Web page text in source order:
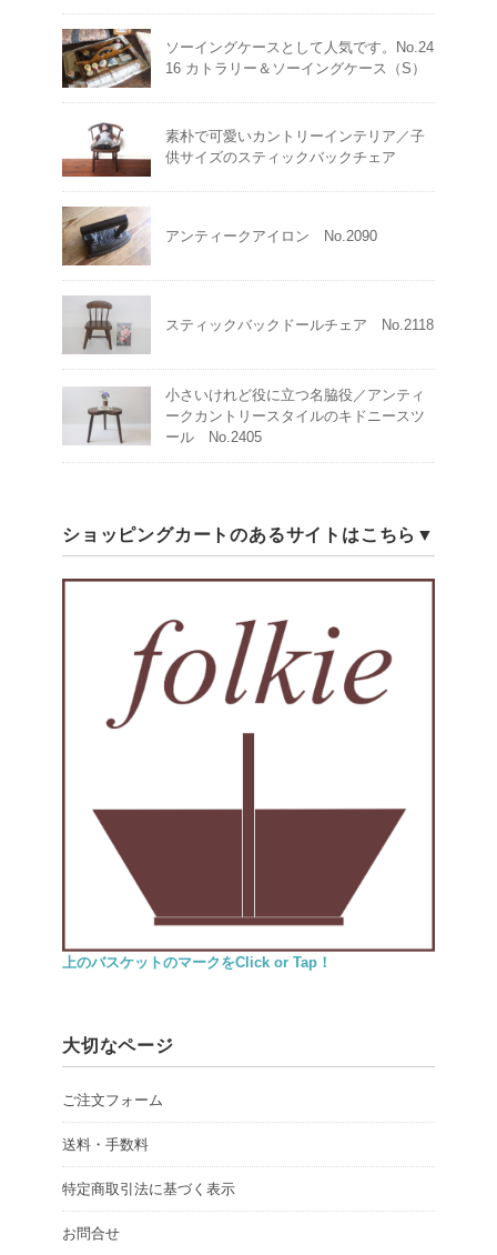
ソーイングケースとして人気です。No.24
16 カトラリー＆ソーイングケース（S）
素朴で可愛いカントリーインテリア／子
供サイズのスティックバックチェア
アンティークアイロン No.2090
スティックバックドールチェア No.2118
小さいけれど役に立つ名脇役／アンティ
ークカントリースタイルのキドニースツ
ール No.2405
ショッピングカートのあるサイトはこちら▼
上のバスケットのマークをClick or Tap！
大切なページ
ご注文フォーム
送料・手数料
特定商取引法に基づく表示
お問合せ